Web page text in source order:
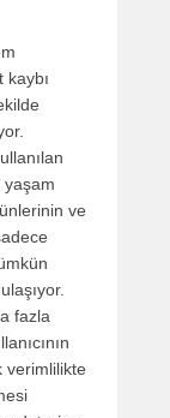
yaşam
ve
fazla
verimlilikte